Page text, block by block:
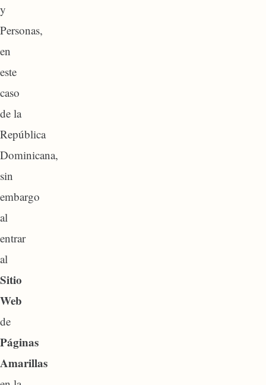
y
Personas,
en
este
caso
de la
República
Dominicana,
sin
embargo
al
entrar
al
Sitio
Web
de
Páginas
Amarillas